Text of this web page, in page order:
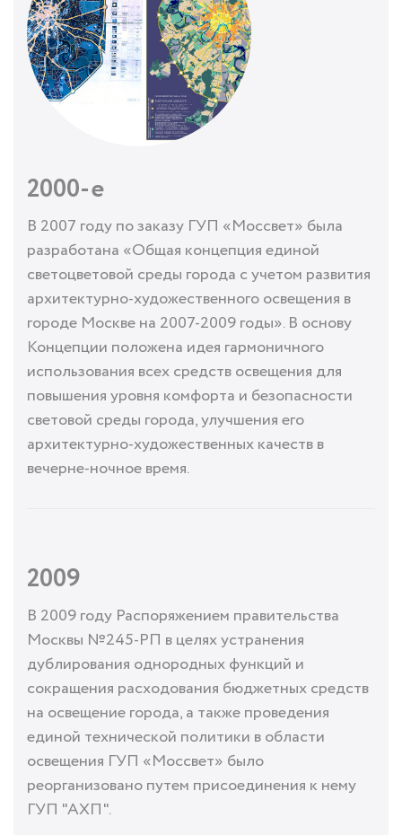
2000-е
В 2007 году по заказу ГУП «Моссвет» была
разработана «Общая концепция единой
светоцветовой среды города с учетом развития
архитектурно-художественного освещения в
городе Москве на 2007-2009 годы». В основу
Концепции положена идея гармоничного
использования всех средств освещения для
повышения уровня комфорта и безопасности
световой среды города, улучшения его
архитектурно-художественных качеств в
вечерне-ночное время.
2009
В 2009 году Распоряжением правительства
Москвы №245-РП в целях устранения
дублирования однородных функций и
сокращения расходования бюджетных средств
на освещение города, а также проведения
единой технической политики в области
освещения ГУП «Моссвет» было
реорганизовано путем присоединения к нему
ГУП "АХП".